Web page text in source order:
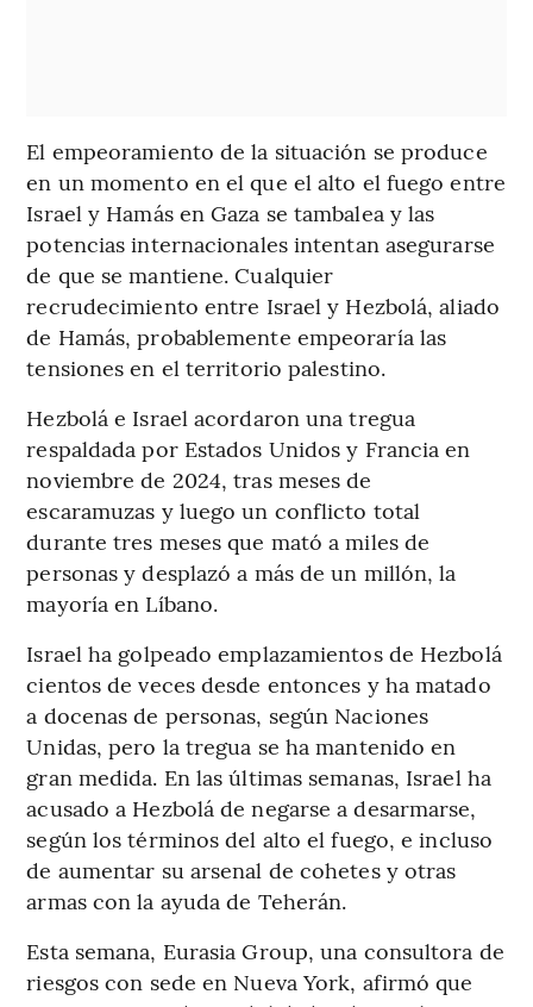
El empeoramiento de la situación se produce
en un momento en el que el alto el fuego entre
Israel y Hamás en Gaza se tambalea y las
potencias internacionales intentan asegurarse
de que se mantiene. Cualquier
recrudecimiento entre Israel y Hezbolá, aliado
de Hamás, probablemente empeoraría las
tensiones en el territorio palestino.
Hezbolá e Israel acordaron una tregua
respaldada por Estados Unidos y Francia en
noviembre de 2024, tras meses de
escaramuzas y luego un conflicto total
durante tres meses que mató a miles de
personas y desplazó a más de un millón, la
mayoría en Líbano.
Israel ha golpeado emplazamientos de Hezbolá
cientos de veces desde entonces y ha matado
a docenas de personas, según Naciones
Unidas, pero la tregua se ha mantenido en
gran medida. En las últimas semanas, Israel ha
acusado a Hezbolá de negarse a desarmarse,
según los términos del alto el fuego, e incluso
de aumentar su arsenal de cohetes y otras
armas con la ayuda de Teherán.
Esta semana, Eurasia Group, una consultora de
riesgos con sede en Nueva York, afirmó que